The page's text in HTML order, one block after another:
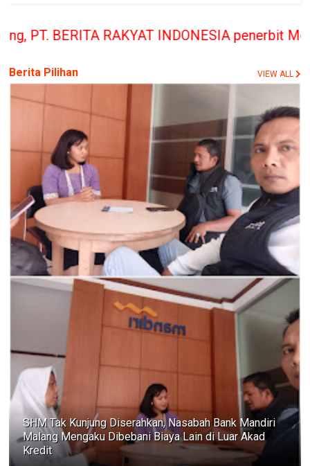
INDONESIA penerbit Media Berita
Berita Pilihan VIEW ALL
SHM Tak Kunjung Diserahkan, Nasabah Bank Mandiri
Malang Mengaku Dibebani Biaya Lain di Luar Akad
Kredit